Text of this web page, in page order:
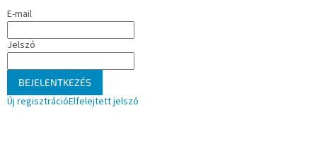
E-mail
Jelszó
BEJELENTKEZÉS
Új regisztrációElfelejtett jelszó